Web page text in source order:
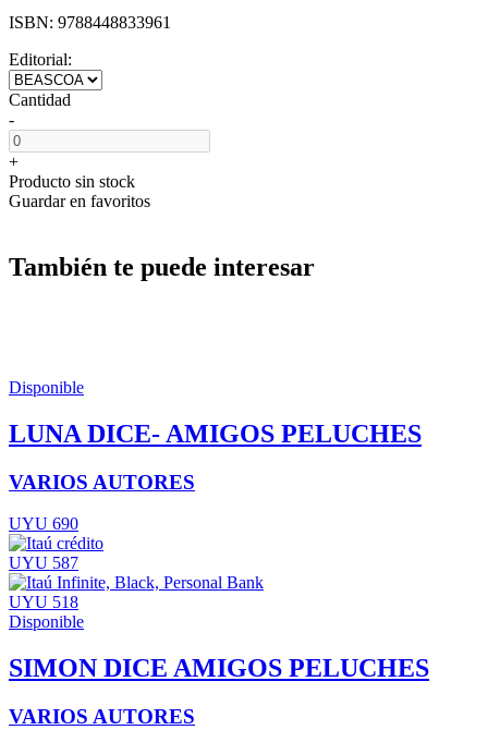
ISBN: 9788448833961
Editorial:
Cantidad
-
+
Producto sin stock
Guardar en favoritos
También te puede interesar
Disponible
LUNA DICE- AMIGOS PELUCHES
VARIOS AUTORES
UYU 690
UYU 587
UYU 518
Disponible
SIMON DICE AMIGOS PELUCHES
VARIOS AUTORES